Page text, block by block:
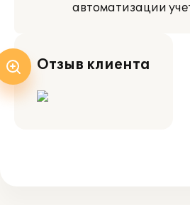
автоматизации
Отзыв клиента